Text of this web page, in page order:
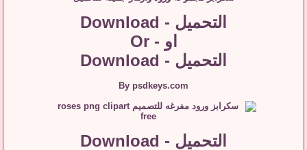
التحميل - Download
او - Or
التحميل - Download
By psdkeys.com
التحميل - Download